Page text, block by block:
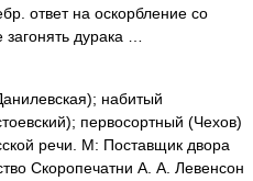
ответ на оскорбление со
дурака …
набитый
первосортный (Чехов)
речи. М: Поставщик двора
Скоропечатни А. А. Левенсон